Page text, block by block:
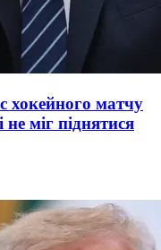
хокейного матчу
міг піднятися